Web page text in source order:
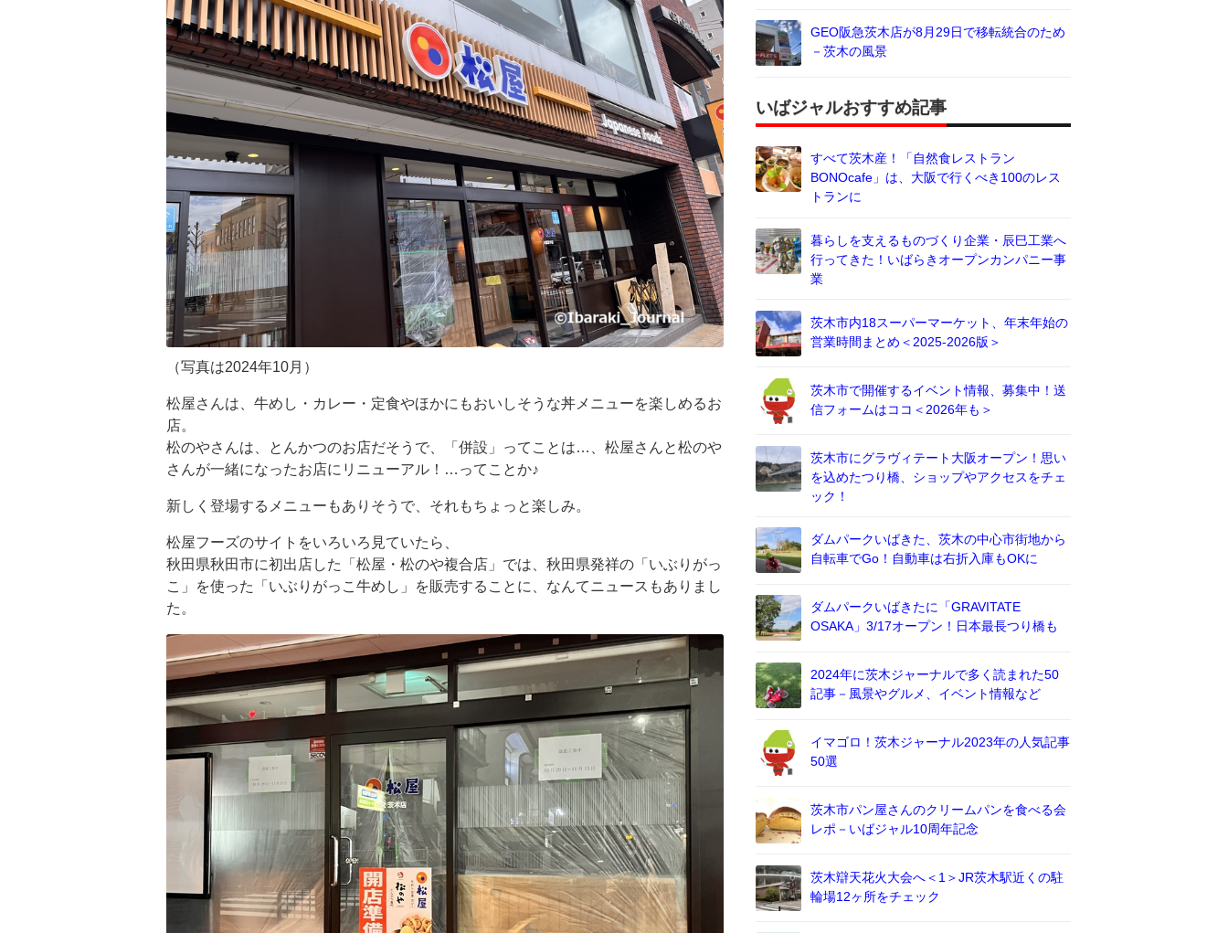
（写真は2024年10月）
松屋さんは、牛めし・カレー・定食やほかにもおいしそうな丼メニューを楽しめるお
店。
松のやさんは、とんかつのお店だそうで、「併設」ってことは…、松屋さんと松のや
さんが一緒になったお店にリニューアル！…ってことか♪
新しく登場するメニューもありそうで、それもちょっと楽しみ。
松屋フーズのサイトをいろいろ見ていたら、
秋田県秋田市に初出店した「松屋・松のや複合店」では、秋田県発祥の「いぶりがっ
こ」を使った「いぶりがっこ牛めし」を販売することに、なんてニュースもありまし
た。
GEO阪急茨木店が8月29日で移転統合のため
－茨木の風景
いばジャルおすすめ記事
すべて茨木産！「自然食レストラン
BONOcafe」は、大阪で行くべき100のレス
トランに
暮らしを支えるものづくり企業・辰巳工業へ
行ってきた！いばらきオープンカンパニー事
業
茨木市内18スーパーマーケット、年末年始の
営業時間まとめ＜2025-2026版＞
茨木市で開催するイベント情報、募集中！送
信フォームはココ＜2026年も＞
茨木市にグラヴィテート大阪オープン！思い
を込めたつり橋、ショップやアクセスをチェ
ック！
ダムパークいばきた、茨木の中心市街地から
自転車でGo！自動車は右折入庫もOKに
ダムパークいばきたに「GRAVITATE
OSAKA」3/17オープン！日本最長つり橋も
2024年に茨木ジャーナルで多く読まれた50
記事－風景やグルメ、イベント情報など
イマゴロ！茨木ジャーナル2023年の人気記事
50選
茨木市パン屋さんのクリームパンを食べる会
レポ－いばジャル10周年記念
茨木辯天花火大会へ＜1＞JR茨木駅近くの駐
輪場12ヶ所をチェック